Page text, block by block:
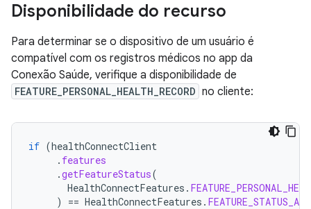
Disponibilidade do recurso
Para determinar se o dispositivo de um usuário é
compatível com os registros médicos no app da
Conexão Saúde, verifique a disponibilidade de
FEATURE_PERSONAL_HEALTH_RECORD no cliente:
if (healthConnectClient
. features
.getFeatureStatus(
HealthConnectFeatures .
)
== HealthConnectFeatures .